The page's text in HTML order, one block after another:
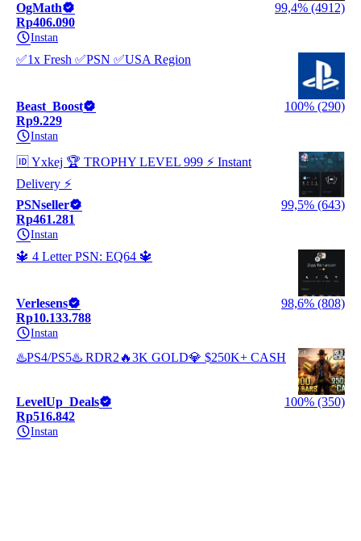
OgMath
99,4% (4912)
Rp406.090
Instan
✅1x Fresh ✅PSN ✅USA Region
Beast_Boost
100% (290)
Rp9.229
Instan
🆔 Yxkej 🏆 TROPHY LEVEL 999 ⚡ Instant
Delivery ⚡
PSNseller
99,5% (643)
Rp461.281
Instan
🔱 4 Letter PSN: EQ64 🔱
Verlesens
98,6% (808)
Rp10.133.788
Instan
♨️PS4/PS5♨️ RDR2🔥3K GOLD💎 $250K+ CASH
LevelUp_Deals
100% (350)
Rp516.842
Instan